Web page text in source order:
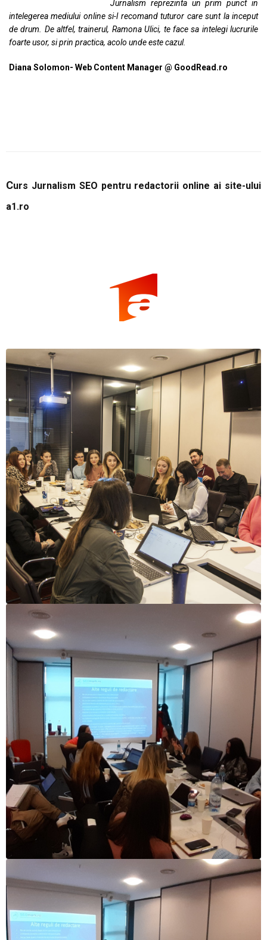
Jurnalism reprezinta un prim punct in
intelegerea mediului online si-l recomand tuturor care sunt la inceput
de drum. De altfel, trainerul, Ramona Ulici, te face sa intelegi lucrurile
foarte usor, si prin practica, acolo unde este cazul.
Diana Solomon- Web Content Manager @ GoodRead.ro
Curs Jurnalism SEO pentru redactorii online ai site-ului
a1.ro